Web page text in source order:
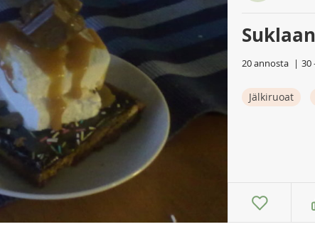
20 annosta 30
Jälkiruoat